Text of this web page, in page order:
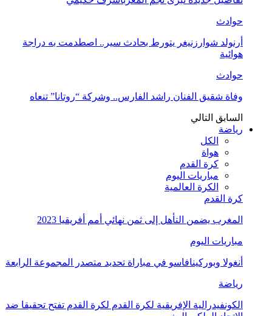
حوادث
أرنولد شوارزنيغر يتورط بحادث سير.. اصطدمت به دراجة
هوائية
حوادث
وفاة شقيق الفنان راشد الفارس.. وشركة “روتانا” تنعاه
السابق التالي
رياضة
الكل
هواة
كرة القدم
مباريات اليوم
الكرة العالمية
كرة القدم
المغرب يضمن التأهل إلى ثمن نهائي أمم أفريقيا 2023
مباريات اليوم
أنغولا وبوركينافاسو في مباراة تحديد متصدر المجموعة الرابعة
رياضة
الكونفيدرالية الإفريقية لكرة القدم لكرة القدم تفتح تحقيقا ضد